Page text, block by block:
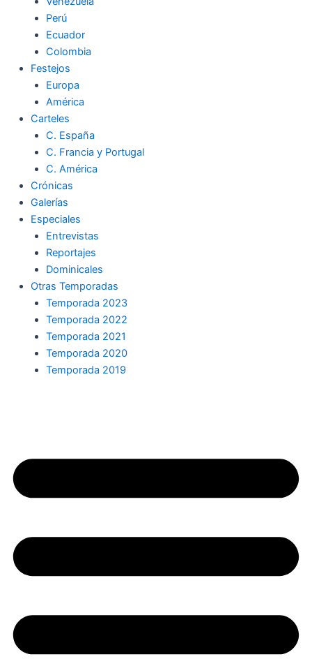
Perú
Ecuador
Colombia
Festejos
Europa
América
Carteles
C. España
C. Francia y Portugal
C. América
Crónicas
Galerías
Especiales
Entrevistas
Reportajes
Dominicales
Otras Temporadas
Temporada 2023
Temporada 2022
Temporada 2021
Temporada 2020
Temporada 2019